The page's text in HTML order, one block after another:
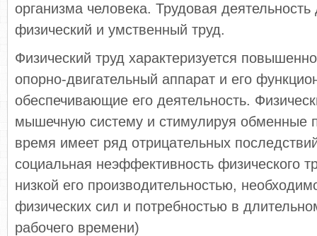
организма человека. Трудовая деятельность
физический и умственный труд.
Физический труд характеризуется
опорно-двигательный аппарат и его
обеспечивающие его деятельность.
мышечную систему и стимулируя обменные
время имеет ряд отрицательных
социальная неэффективность физического
низкой его производительностью,
физических сил и потребностью в
рабочего времени)